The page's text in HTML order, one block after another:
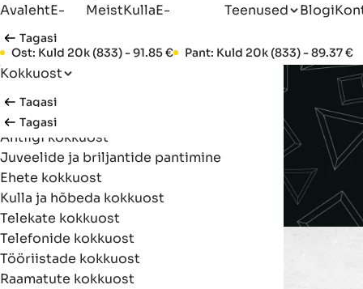
AvalehtE-
pood
MeistKullaE-
Teenused
Tagasi
Kokkuost
Tagasi
Antiigi kokkuost
Arvutite kokkuost
Ehete kokkuost
Kulla ja hõbeda kokkuost
Telekate kokkuost
Telefonide kokkuost
Tööriistade kokkuost
Raamatute kokkuost
Pantimine
Tagasi
Juveelide ja briljantide pantimine
Laenud tagatisega
Blogi
Ost: Kuld 20k (833) - 91.85 € Pant: Kuld 20k (833) - 89.37 €